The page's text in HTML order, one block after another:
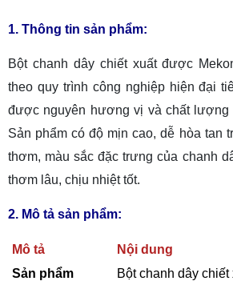
1. Thông tin sản phẩm:
Bột chanh dây chiết xuất được
theo quy trình công nghiệp hiện đại
được nguyên hương vị và chất lượng
Sản phẩm có độ mịn cao, dễ hòa tan
thơm, màu sắc đặc trưng của chanh
thơm lâu, chịu nhiệt tốt.
2. Mô tả sản phẩm:
Mô tả
Nội dung
Sản phẩm
Bột chanh dây chiết